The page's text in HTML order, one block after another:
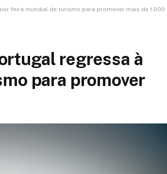
feira mundial de turismo para promover mais de 1.000
regressa à
para promover